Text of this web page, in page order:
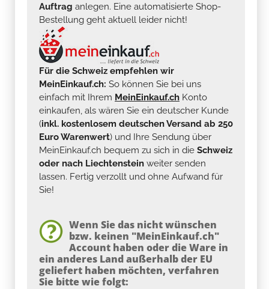
Auftrag anlegen. Eine automatisierte Shop-
Bestellung geht aktuell leider nicht!
Für die Schweiz empfehlen wir
MeinEinkauf.ch: So können Sie bei uns
einfach mit Ihrem MeinEinkauf.ch Konto
einkaufen, als wären Sie ein deutscher Kunde
(inkl. kostenlosem deutschen Versand ab 250
Euro Warenwert) und Ihre Sendung über
MeinEinkauf.ch bequem zu sich in die Schweiz
oder nach Liechtenstein weiter senden
lassen. Fertig verzollt und ohne Aufwand für
Sie!
Wenn Sie das nicht wünschen
bzw. keinen "MeinEinkauf.ch"
Account haben oder die Ware in
ein anderes Land außerhalb der EU
geliefert haben möchten, verfahren
Sie bitte wie folgt: